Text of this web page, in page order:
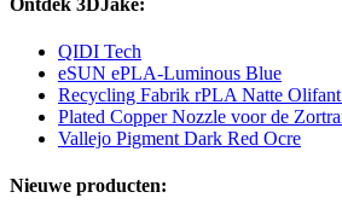
QIDI Tech
eSUN ePLA-Luminous Blue
Recycling Fabrik rPLA Natte
Plated Copper Nozzle voor de
Vallejo Pigment Dark Red Ocre
Nieuwe producten: